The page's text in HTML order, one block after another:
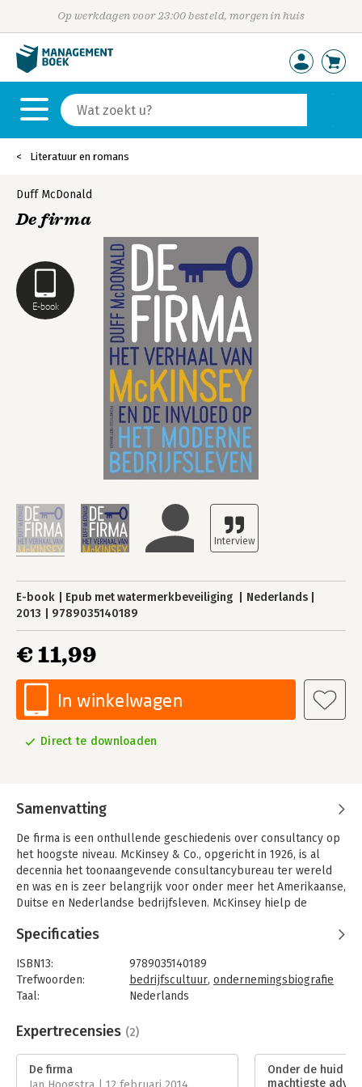
Op werkdagen voor 23:00 besteld, morgen in huis
Literatuur en romans
E-book
Duff McDonald
De firma
E-book Epub met watermerkbeveiliging
Nederlands
2013
9789035140189
€ 11,99
In winkelwagen
Direct te downloaden
Samenvatting
De firma is een onthullende geschiedenis over consultancy op
het hoogste niveau. McKinsey & Co., opgericht in 1926, is al
decennia het toonaangevende consultancybureau ter wereld
en was en is zeer belangrijk voor onder meer het Amerikaanse,
Duitse en Nederlandse bedrijfsleven. McKinsey hielp de
Downing Street 10. De consultants van McKinsey & Co. hebben
overheden, bedrijven en instituties die zorgde voor een
wereldwijde verspreiding van het Amerikaanse kapitalisme.
Tegelijkertijd kan McKinsey worden geassocieerd met een
rol bij de veelbesproken ondergang van Enron en bij de grote
managing director van McKinsey maar nu in de gevangenis
wegens een schandaal rond handel met voorkennis.
Specificaties
ISBN13:
9789035140189
Trefwoorden:
bedrijfscultuur, ondernemingsbiografie
Taal:
Nederlands
Beveiliging:
watermerk
Uitgever:
Prometheus Bert Bakker
Verschijningsdatum:
27-9-2013
Expertrecensies (2)
De firma
Onder de huid
machtigste